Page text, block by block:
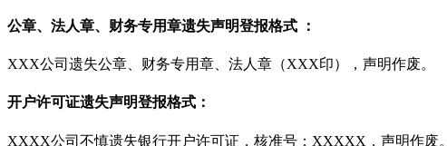
公章、法人章、财务专用章遗失声明登报格式 ：
XXX公司遗失公章、财务专用章、法人章（XXX印），声明作废。
开户许可证遗失声明登报格式：
XXXX公司不慎遗失银行开户许可证，核准号：XXXXX，声明作废。